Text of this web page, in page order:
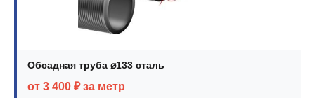
Обсадная труба ⌀133 сталь
от 3 400 ₽ за метр